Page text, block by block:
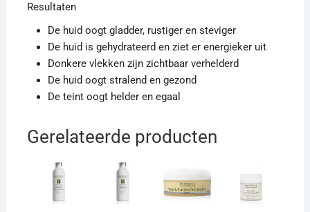
Resultaten
De huid oogt gladder, rustiger en steviger
De huid is gehydrateerd en ziet er energieker uit
Donkere vlekken zijn zichtbaar verhelderd
De huid oogt stralend en gezond
De teint oogt helder en egaal
Gerelateerde producten